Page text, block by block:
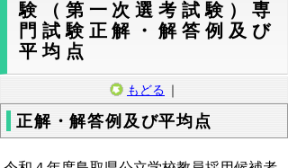
験（第一次選考試験）専
門試験正解・解答例及び
平均点
もどる ｜
正解・解答例及び平均点